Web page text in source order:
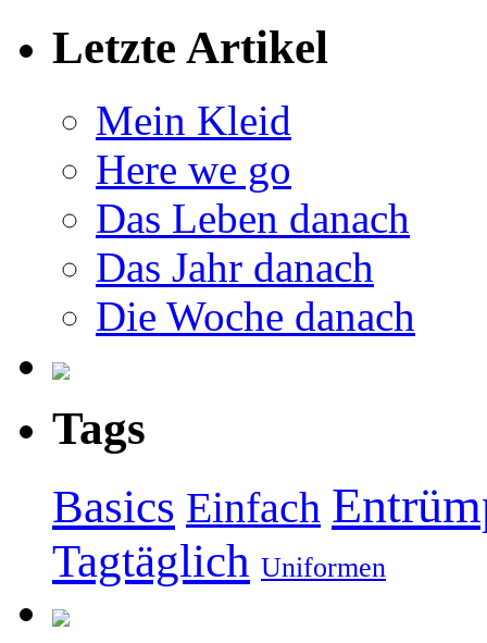
Letzte Artikel
Mein Kleid
Here we go
Das Leben danach
Das Jahr danach
Die Woche danach
Tags
Basics Einfach
Tagtäglich Uniformen